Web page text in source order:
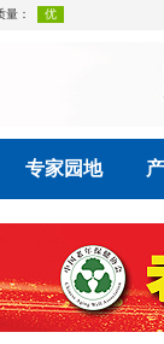
专家园地